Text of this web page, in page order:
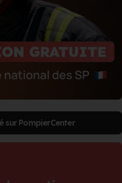
sur PompierCenter